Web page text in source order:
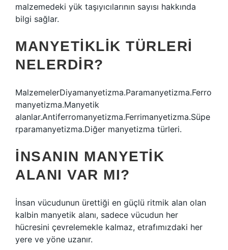
malzemedeki yük taşıyıcılarının sayısı hakkında
bilgi sağlar.
MANYETIKLIK TÜRLERI
NELERDIR?
MalzemelerDiyamanyetizma.Paramanyetizma.Ferro
manyetizma.Manyetik
alanlar.Antiferromanyetizma.Ferrimanyetizma.Süpe
rparamanyetizma.Diğer manyetizma türleri.
İNSANIN MANYETIK
ALANI VAR MI?
İnsan vücudunun ürettiği en güçlü ritmik alan olan
kalbin manyetik alanı, sadece vücudun her
hücresini çevrelemekle kalmaz, etrafımızdaki her
yere ve yöne uzanır.